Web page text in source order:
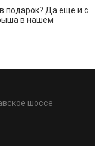
подарок? Да еще и с
в нашем
шоссе